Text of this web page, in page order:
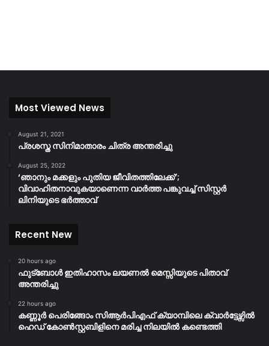
Most Viewed News
August 21, 2021
പ്രശസ്ത സിനിമാതാരം ചിത്ര അന്തരിച്ചു
August 25, 2022
‘ഞാനും മക്കളും പുതിയ ജീവിതത്തിലേക്ക്’;
വിവാഹിതനാവുകയാണെന്ന വാർത്ത പങ്കുവച്ച് സിസ്റ്റർ
ലിനിയുടെ ഭർത്താവ്
Recent New
20 hours ago
ഫുട്ബോൾ ഇതിഹാസം ലയണൽ മെസ്സിയുടെ പിതാവ്
അന്തരിച്ചു
22 hours ago
കണ്ണൂർ പെരിങ്ങോം സിആർപിഎഫ് ക്യാമ്പിലെ ക്വാർട്ടേഴ്സിൽ
ഹെഡ് കോൺസ്റ്റബിളിനെ മരിച്ച നിലയിൽ കണ്ടെത്തി